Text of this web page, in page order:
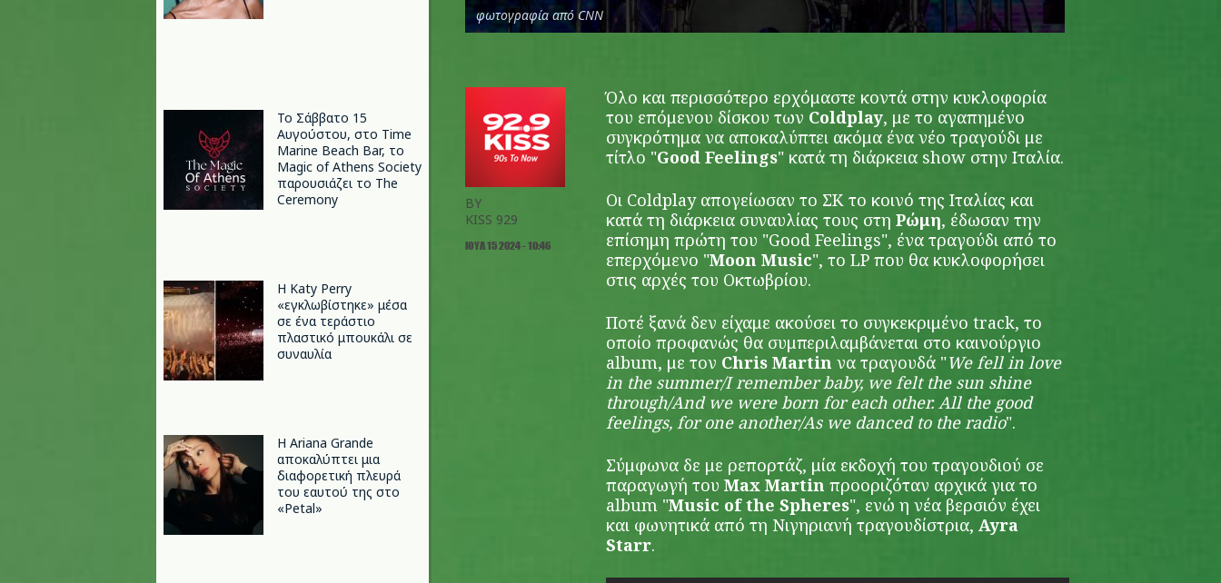
Το Σάββατο 15
Αυγούστου, στο Time
Marine Beach Bar, το
Magic of Athens Society
παρουσιάζει το The
Ceremony
H Katy Perry
«εγκλωβίστηκε» μέσα
σε ένα τεράστιο
πλαστικό μπουκάλι σε
συναυλία
Η Ariana Grande
αποκαλύπτει μια
διαφορετική πλευρά
του εαυτού της στο
«Petal»
φωτογραφία από CNN
BY
KISS 929
ΙΟΥΛ 15 2024 - 10:46
Όλο και περισσότερο ερχόμαστε κοντά στην κυκλοφορία
του επόμενου δίσκου των Coldplay, με το αγαπημένο
συγκρότημα να αποκαλύπτει ακόμα ένα νέο τραγούδι με
τίτλο "Good Feelings" κατά τη διάρκεια show στην Ιταλία.
Οι Coldplay απογείωσαν το ΣΚ το κοινό της Ιταλίας και
κατά τη διάρκεια συναυλίας τους στη Ρώμη, έδωσαν την
επίσημη πρώτη του "Good Feelings", ένα τραγούδι από το
επερχόμενο "Moon Music", το LP που θα κυκλοφορήσει
στις αρχές του Οκτωβρίου.
Ποτέ ξανά δεν είχαμε ακούσει το συγκεκριμένο track, το
οποίο προφανώς θα συμπεριλαμβάνεται στο καινούργιο
album, με τον Chris Martin να τραγουδά "We fell in love
in the summer/I remember baby, we felt the sun shine
through/And we were born for each other. All the good
feelings, for one another/As we danced to the radio".
Σύμφωνα δε με ρεπορτάζ, μία εκδοχή του τραγουδιού σε
παραγωγή του Max Martin προοριζόταν αρχικά για το
album "Music of the Spheres", ενώ η νέα βερσιόν έχει
και φωνητικά από τη Νιγηριανή τραγουδίστρια, Ayra
Starr.